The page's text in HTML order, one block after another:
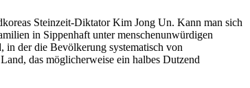
Steinzeit-Diktator Kim Jong Un. Kann man sich
in Sippenhaft unter menschenunwürdigen
in der die Bevölkerung systematisch von
das möglicherweise ein halbes Dutzend